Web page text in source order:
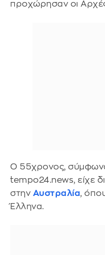
προχώρησαν οι
Ο 55χρονος,
tempo24.news, είχε
στην Αυστραλία,
Έλληνα.